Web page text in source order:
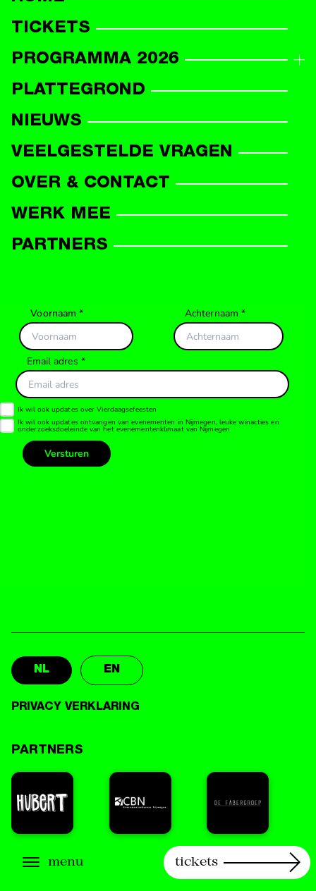
menu tickets
TICKETS
PROGRAMMA 2026
PROGRAMMAOVERZICHT
PLATTEGROND
NIEUWS
VEELGESTELDE VRAGEN
OVER & CONTACT
WERK MEE
PARTNERS
NL EN
PRIVACY VERKLARING
PARTNERS